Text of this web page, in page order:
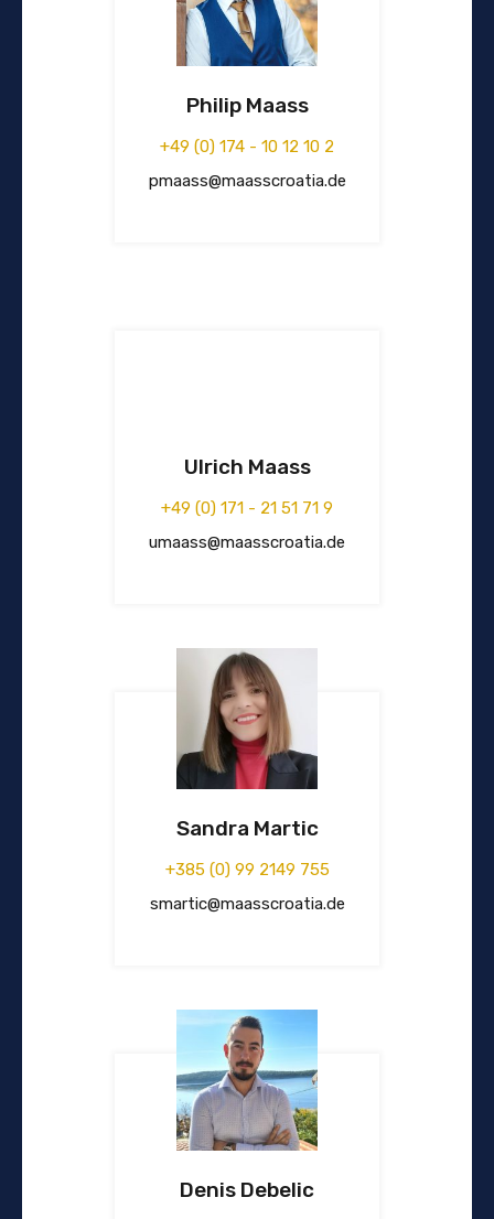
Philip Maass
+49 (0) 174 - 10 12 10 2
pmaass@maasscroatia.de
Ulrich Maass
+49 (0) 171 - 21 51 71 9
umaass@maasscroatia.de
Sandra Martic
+385 (0) 99 2149 755
smartic@maasscroatia.de
Denis Debelic